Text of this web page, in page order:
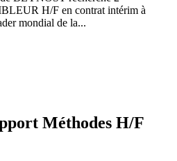
H/F en contrat intérim à
mondial de la...
Méthodes H/F